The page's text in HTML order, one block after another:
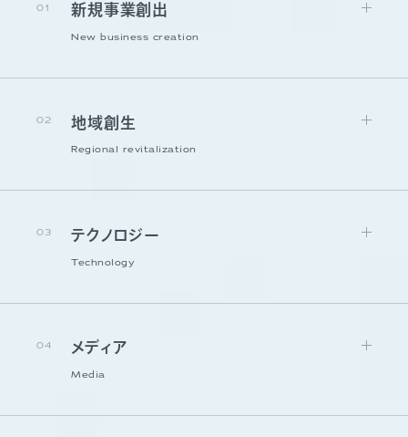
01 新規事業創出
New business creation
02 地域創生
Regional revitalization
03 テクノロジー
Technology
04 メディア
Media